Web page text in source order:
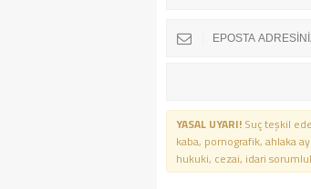
YASAL UYARI! Suç teşkil
kaba, pornografik, ahlaka
hukuki, cezai, idari